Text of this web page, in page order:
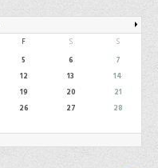
F S
S
5 6
7
12 13
14
19 20
21
26 27
28